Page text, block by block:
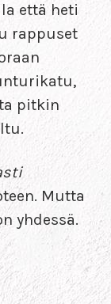
että heti
rappuset
pitkin
Mutta
yhdessä.